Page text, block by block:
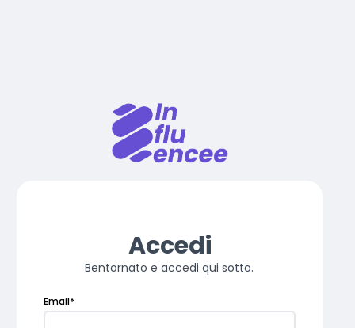
Accedi
Bentornato e accedi qui sotto.
Email*